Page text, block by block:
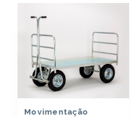
Movimentação